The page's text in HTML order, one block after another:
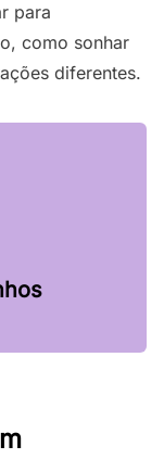
para
como sonhar
diferentes.